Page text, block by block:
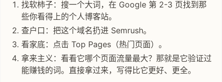
找软柿子：搜一个大词，在 Google 第 2-3 页找到那
些你看得上的个人博客站。
查户口：把这个域名扔进 Semrush。
看家底：点击 Top Pages（热门页面）。
拿来主义：看看它哪个页面流量最大？那就是它验证过
能赚钱的词。直接拿过来，写得比它更好、更全。